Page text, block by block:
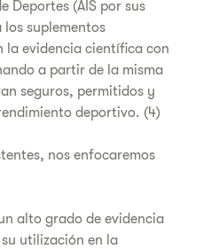
Deportes (AIS por sus
los suplementos
la evidencia científica con
a partir de la misma
seguros, permitidos y
deportivo. (4)
nos enfocaremos
alto grado de evidencia
utilización en la